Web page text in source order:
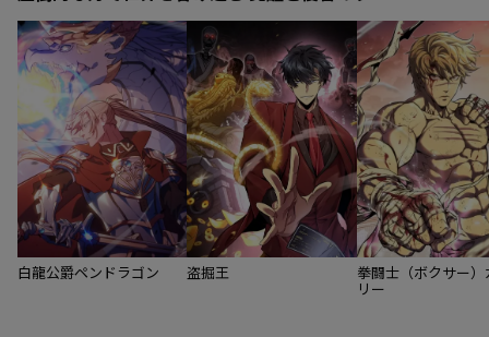
白龍公爵ペンドラゴン 盗掘王 拳闘士（ボクサー）
リー